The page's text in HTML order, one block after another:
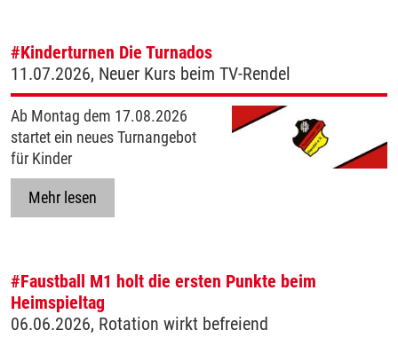
#Kinderturnen Die Turnados
11.07.2026, Neuer Kurs beim TV-Rendel
Ab Montag dem 17.08.2026
startet ein neues Turnangebot
für Kinder
Mehr lesen
#Faustball M1 holt die ersten Punkte beim
Heimspieltag
06.06.2026, Rotation wirkt befreiend